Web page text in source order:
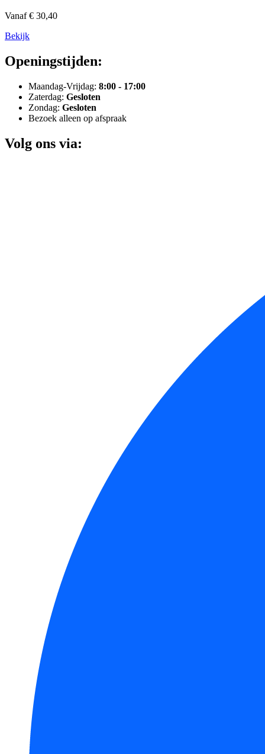
Vanaf € 30,40
Bekijk
Openingstijden:
Maandag-Vrijdag: 8:00 - 17:00
Zaterdag: Gesloten
Zondag: Gesloten
Bezoek alleen op afspraak
Volg ons via: